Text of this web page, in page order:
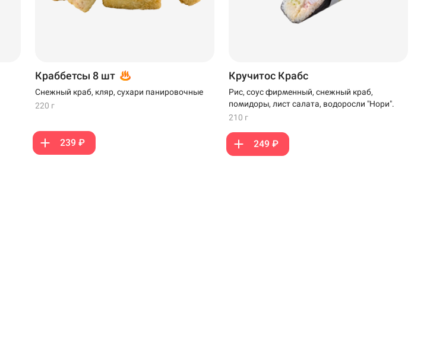
Краббетсы 8 шт
Снежный краб, кляр, сухари панировочные
220 г
239 ₽
Кручитос Крабс
Рис, соус фирменный, снежный краб,
помидоры, лист салата, водоросли "Нори".
210 г
249 ₽